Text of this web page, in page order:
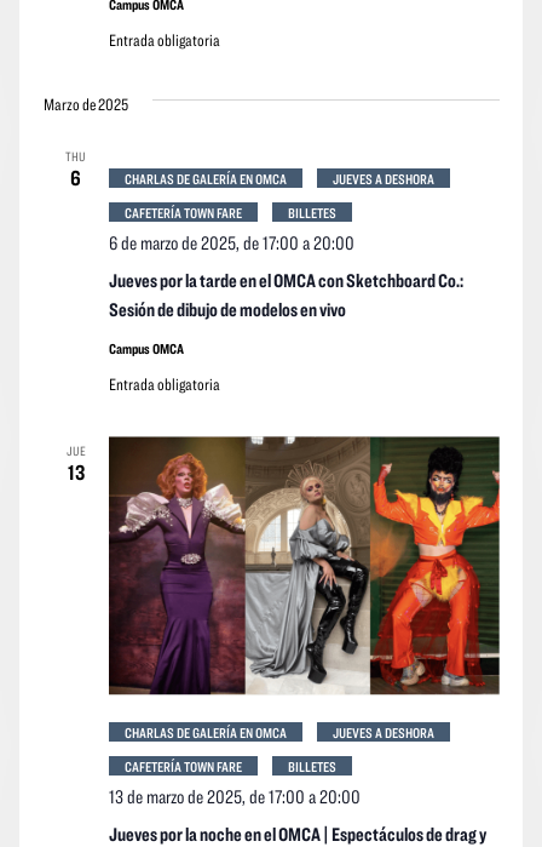
Campus OMCA
Entrada obligatoria
Marzo de 2025
THU
6
Jueves por la tarde en el OMCA con Sketchboard Co.:
Sesión de dibujo de modelos en vivo
6 de marzo de 2025, de 17:00 a20:00
CHARLAS DE GALERÍA EN OMCA
JUEVES A DESHORA
CAFETERÍA TOWN FARE
BILLETES
Campus OMCA
Entrada obligatoria
JUE
13
Jueves por la noche en el OMCA | Espectáculos de drag y
13 de marzo de 2025, de 17:00 a20:00
CHARLAS DE GALERÍA EN OMCA
JUEVES A DESHORA
CAFETERÍA TOWN FARE
BILLETES